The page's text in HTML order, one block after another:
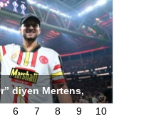
diyen Mertens,
ne istedi
6 7 8 9 10